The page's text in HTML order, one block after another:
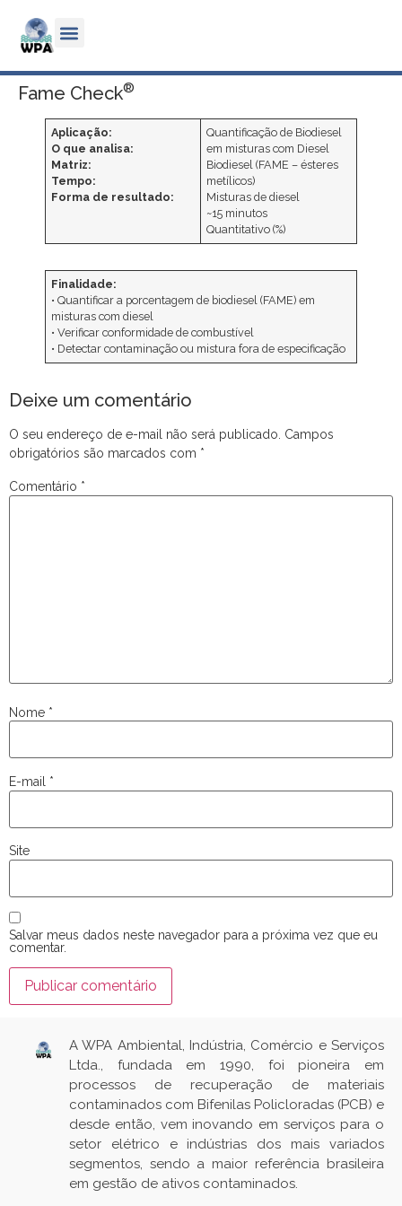
Fame Check®
Aplicação:
O que analisa:
Matriz:
Tempo:
Forma de resultado:
Quantificação de Biodiesel
em misturas com Diesel
Biodiesel (FAME – ésteres
metílicos)
Misturas de diesel
~15 minutos
Quantitativo (%)
Finalidade:
• Quantificar a porcentagem de biodiesel (FAME) em
misturas com diesel
• Verificar conformidade de combustível
• Detectar contaminação ou mistura fora de especificação
Deixe um comentário
O seu endereço de e-mail não será publicado. Campos
obrigatórios são marcados com *
Comentário *
Nome *
E-mail *
Site
Salvar meus dados neste navegador para a próxima vez que eu
comentar.
A WPA Ambiental, Indústria, Comércio e Serviços
Ltda., fundada em 1990, foi pioneira em
processos de recuperação de materiais
contaminados com Bifenilas Policloradas (PCB) e
desde então, vem inovando em serviços para o
setor elétrico e indústrias dos mais variados
segmentos, sendo a maior referência brasileira
em gestão de ativos contaminados.